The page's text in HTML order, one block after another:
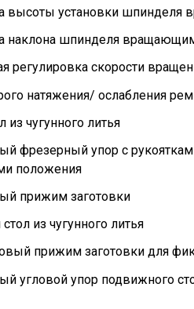
высоты установки
наклона шпинделя
регулировка скорости
натяжения/ ослабления
из чугунного литья
фрезерный упор с
положения
прижим заготовки
из чугунного литья
прижим заготовки для
угловой упор подвижного